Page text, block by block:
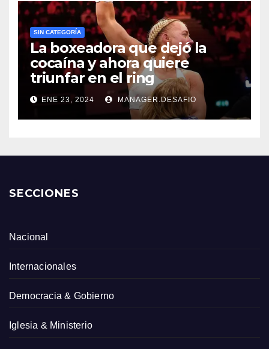
SIN CATEGORÍA
La boxeadora que dejó la
cocaína y ahora quiere
triunfar en el ring​
ENE 23, 2024 MANAGER.DESAFIO
SECCIONES
Nacional
Internacionales
Democracia & Gobierno
Iglesia & Ministerio